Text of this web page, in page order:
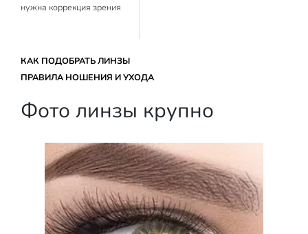
нужна коррекция зрения
КАК ПОДОБРАТЬ ЛИНЗЫ
ПРАВИЛА НОШЕНИЯ И УХОДА
Фото линзы крупно